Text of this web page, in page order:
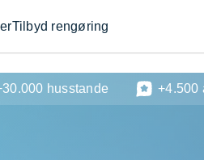
Tilbyd rengøring
husstande +4.500